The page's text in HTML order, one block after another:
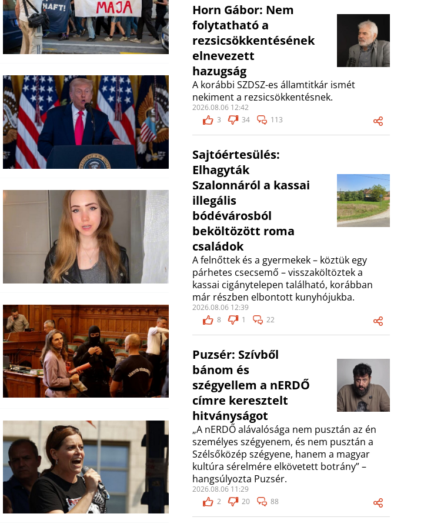
Horn Gábor: Nem
folytatható a
rezsicsökkentésének
elnevezett
hazugság
A korábbi SZDSZ-es államtitkár ismét
nekiment a rezsicsökkentésnek.
2026.08.06 12:42
3
34 113
Sajtóértesülés:
Elhagyták
Szalonnáról a kassai
illegális
bódévárosból
beköltözött roma
családok
A felnőttek és a gyermekek – köztük egy
párhetes csecsemő – visszaköltöztek a
kassai cigánytelepen található, korábban
már részben elbontott kunyhójukba.
2026.08.06 12:39
8
1 22
Puzsér: Szívből
bánom és
szégyellem a nERDŐ
címre keresztelt
hitványságot
„A nERDŐ alávalósága nem pusztán az én
személyes szégyenem, és nem pusztán a
Szélsőközép szégyene, hanem a magyar
kultúra sérelmére elkövetett botrány” –
hangsúlyozta Puzsér.
2026.08.06 11:29
2
20 88